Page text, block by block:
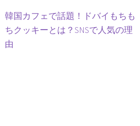
韓国カフェで話題！ドバイもちも
ちクッキーとは？SNSで人気の理
由